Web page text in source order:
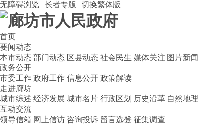
无障碍浏览 | 长者专版 | 切换繁体版
首页
要闻动态
本市动态 部门动态 区县动态 社会民生 媒体关注 图片新闻
政务公开
市委工作 政府工作 信息公开 政策解读
走进廊坊
城市综述 经济发展 城市名片 行政区划 历史沿革 自然地理
互动交流
领导信箱 网上信访 咨询投诉 留言选登 征集调查